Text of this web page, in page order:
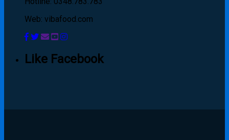
Web: vibafood.com
Like Facebook